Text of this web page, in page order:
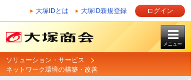
大塚IDとは 大塚ID新規登録 ログイン
メニュー
ソリューション・サービス
ネットワーク環境の構築・改善